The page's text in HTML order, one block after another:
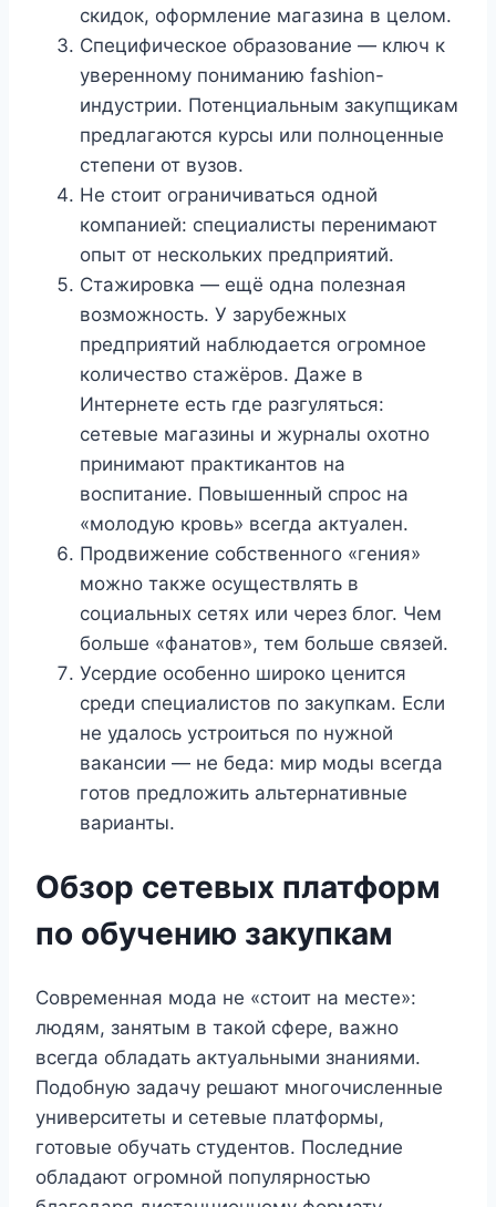
скидок, оформление магазина в целом.
Специфическое образование — ключ к
уверенному пониманию fashion-
индустрии. Потенциальным закупщикам
предлагаются курсы или полноценные
степени от вузов.
Не стоит ограничиваться одной
компанией: специалисты перенимают
опыт от нескольких предприятий.
Стажировка — ещё одна полезная
возможность. У зарубежных
предприятий наблюдается огромное
количество стажёров. Даже в
Интернете есть где разгуляться:
сетевые магазины и журналы охотно
принимают практикантов на
воспитание. Повышенный спрос на
«молодую кровь» всегда актуален.
Продвижение собственного «гения»
можно также осуществлять в
социальных сетях или через блог. Чем
больше «фанатов», тем больше связей.
Усердие особенно широко ценится
среди специалистов по закупкам. Если
не удалось устроиться по нужной
вакансии — не беда: мир моды всегда
готов предложить альтернативные
варианты.
Обзор сетевых платформ
по обучению закупкам
Современная мода не «стоит на месте»:
людям, занятым в такой сфере, важно
всегда обладать актуальными знаниями.
Подобную задачу решают многочисленные
университеты и сетевые платформы,
готовые обучать студентов. Последние
обладают огромной популярностью